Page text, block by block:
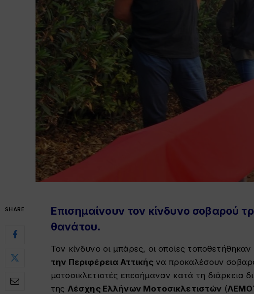
SHARE
Επισημαίνουν τον κίνδυνο σοβαρού
θανάτου.
Τον κίνδυνο οι μπάρες, οι οποίες τοποθετήθηκαν
την Περιφέρεια Αττικής να προκαλέσουν
μοτοσικλετιστές επεσήμαναν κατά τη διάρκεια
της Λέσχης Ελλήνων Μοτοσικλετιστών (